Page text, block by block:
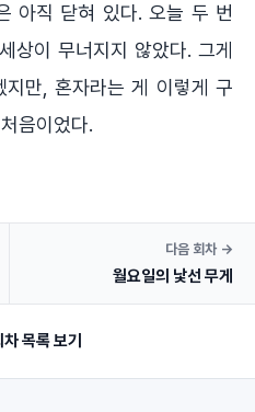
아직 닫혀 있다. 오늘 두 번
상이 무너지지 않았다. 그게
만, 혼자라는 게 이렇게 구
음이었다.
다음 회차 →
월요일의 낯선 무게
목록 보기